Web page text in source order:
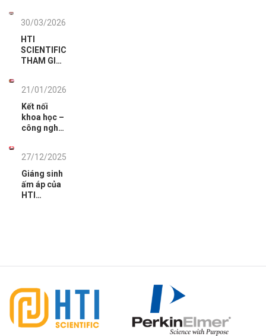
2026: Dấu
ấn tiên
phong
công nghệ
30/03/2026
HTI
SCIENTIFIC
THAM GIA
CÔNG TÁC
KIỂM TRA,
GIÁM SÁT
CHẤT
LƯỢNG
MỸ PHẨM
NĂM 2025
VÀ TRIỂN
KHAI CÔNG
TÁC NĂM
21/01/2026
Kết nối
khoa học –
công nghệ
phòng,
chống tội
phạm
27/12/2025
Giáng sinh
ấm áp của
HTI